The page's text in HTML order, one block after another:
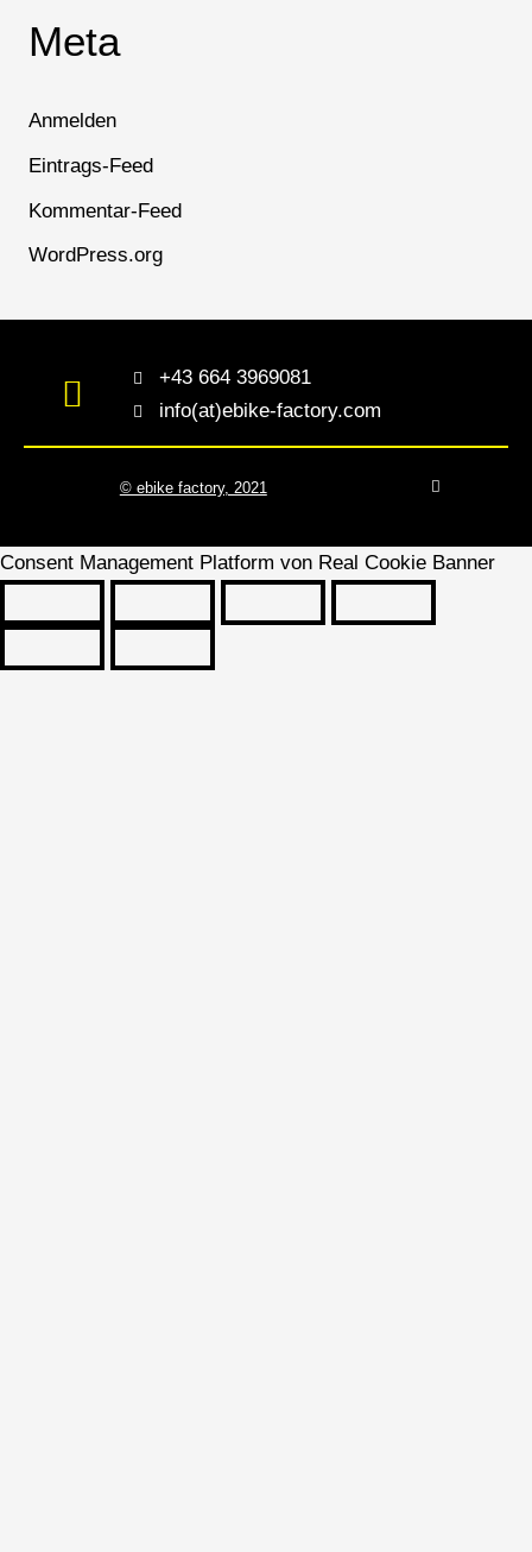
Meta
Anmelden
Eintrags-Feed
Kommentar-Feed
WordPress.org
+43 664 3969081
info(at)ebike-factory.com
© ebike factory, 2021
F
a
o
o
Consent Management Platform von Real Cookie Banner